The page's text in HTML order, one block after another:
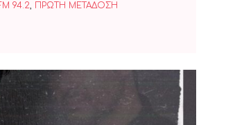
94.2, ΠΡΩΤΗ ΜΕΤΑΔΟΣΗ